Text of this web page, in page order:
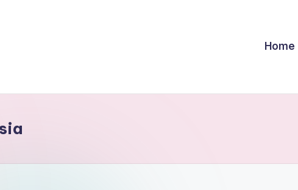
Home